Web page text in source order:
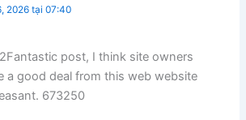
2026 tại 07:40
post, I think site owners
a good deal from this web website
673250